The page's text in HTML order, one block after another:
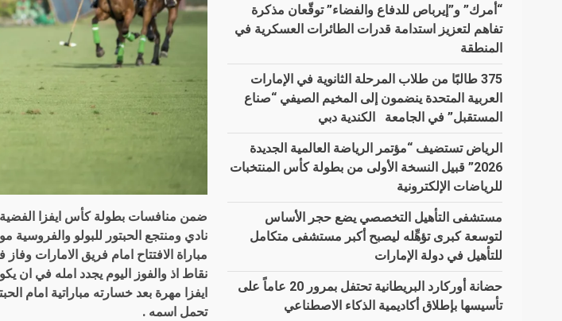
ضمن منافسات بطولة كأس ايفزا الفضية
نادي ومنتجع الحبتور للبولو
مباراة الافتتاح امام فريق الامارات
نقاط اذ والفوز اليوم يجدد امله في ان
ايفزا مهرة بعد خسارته مباراتية امام
تحمل اسمه .
“أمرك” و”إيرباص للدفاع والفضاء” توقّعان مذكرة
تفاهم لتعزيز استدامة قدرات الطائرات العسكرية في
المنطقة
375 طالبًا من طلاب المرحلة الثانوية في الإمارات
العربية المتحدة ينضمون إلى المخيم الصيفي “صناع
المستقبل” في الجامعة الكندية دبي
الرياض تستضيف “مؤتمر الرياضة العالمية الجديدة
2026” قبيل النسخة الأولى من بطولة كأس المنتخبات
للرياضات الإلكترونية
مستشفى التأهيل التخصصي يضع حجر الأساس
لتوسعة كبرى تؤهِّله ليصبح أكبر مستشفى متكامل
للتأهيل في دولة الإمارات
حضانة أوركارد البريطانية تحتفل بمرور 20 عاماً على
تأسيسها بإطلاق أكاديمية الذكاء الاصطناعي